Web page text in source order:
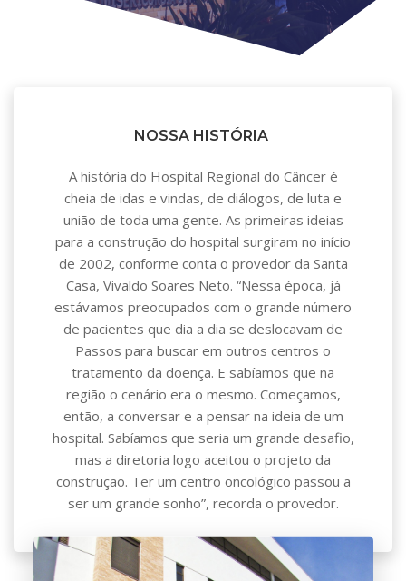
NOSSA HISTÓRIA
A história do Hospital Regional do Câncer é
cheia de idas e vindas, de diálogos, de luta e
união de toda uma gente. As primeiras ideias
para a construção do hospital surgiram no início
de 2002, conforme conta o provedor da Santa
Casa, Vivaldo Soares Neto. “Nessa época, já
estávamos preocupados com o grande número
de pacientes que dia a dia se deslocavam de
Passos para buscar em outros centros o
tratamento da doença. E sabíamos que na
região o cenário era o mesmo. Começamos,
então, a conversar e a pensar na ideia de um
hospital. Sabíamos que seria um grande desafio,
mas a diretoria logo aceitou o projeto da
construção. Ter um centro oncológico passou a
ser um grande sonho”, recorda o provedor.